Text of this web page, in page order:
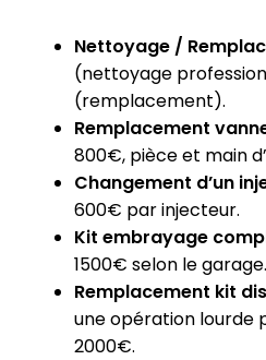
Nettoyage /
(nettoyage
(remplacement).
Remplacement
800€, pièce et main
Changement d’un
600€ par injecteur.
Kit embrayage
1500€ selon le garage.
Remplacement kit
une opération lourde
2000€.